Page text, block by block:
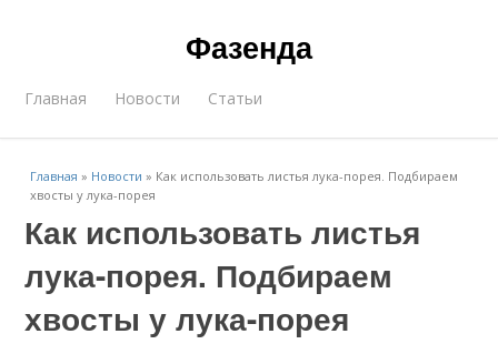
Фазенда
Главная Новости Статьи
Главная » Новости » Как использовать листья лука-порея. Подбираем
хвосты у лука-порея
Как использовать листья
лука-порея. Подбираем
хвосты у лука-порея